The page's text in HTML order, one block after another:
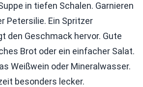
in tiefen Schalen. Garnieren
Petersilie. Ein Spritzer
den Geschmack hervor. Gute
Brot oder ein einfacher Salat.
Weißwein oder Mineralwasser.
besonders lecker.